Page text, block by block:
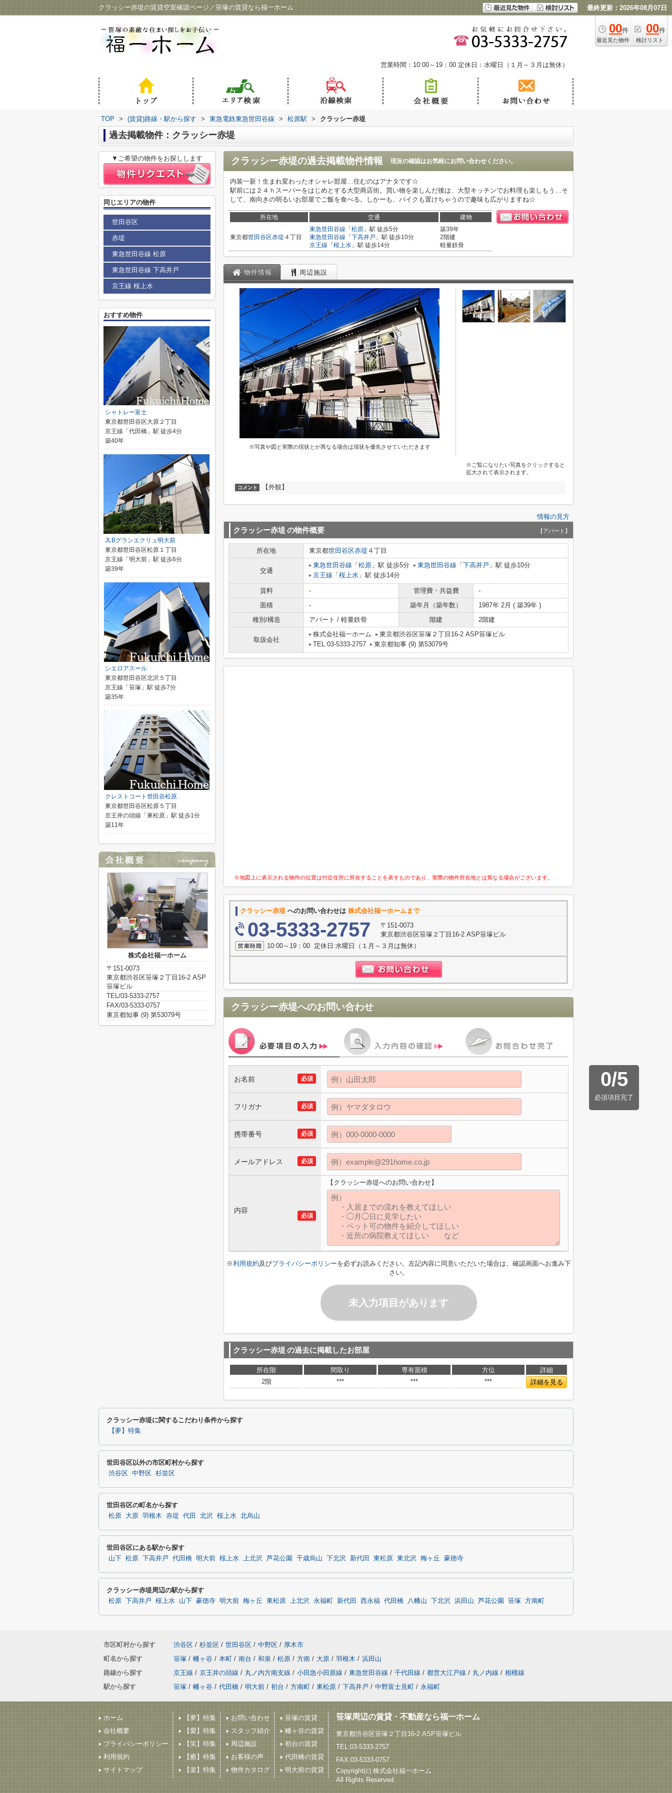
クラッシー赤堤の賃貸空室確認ページ／笹塚の賃貸なら福一ホーム 最終更新：2026年08月07日
00件
最近見た物件
00件
検討リスト
営業時間：10:00～19：00 定休日：水曜日（１月～３月は無休）
TOP > (賃貸)路線・駅から探す > 東急電鉄東急世田谷線 > 松原駅 > クラッシー赤堤
過去掲載物件：クラッシー赤堤
クラッシー赤堤の過去掲載物件情報 現況の確認はお気軽にお問い合わせください。
内装一新！生まれ変わったオシャレ部屋…住むのはアナタです☆
駅前には２４ｈスーパーをはじめとする大型商店街。買い物を楽しんだ後は、大型キッチンでお料理も楽しもう…そ
して、南向きの明るいお部屋でご飯を食べる。しかーも、バイクも置けちゃうので趣味も広がりますね☆
所在地 交通 建物
東京都世田谷区赤堤 ４丁目
東急世田谷線 「 松原 」駅 徒歩5分
東急世田谷線 「 下高井戸 」駅 徒歩10分
京王線 「 桜上水 」駅 徒歩14分
築39年
2階建
軽量鉄骨
物件情報 周辺施設
※写真や図と実際の現状とが異なる場合は現状を優先させていただきます
※ご覧になりたい写真をクリックすると
拡大されて表示されます。
コメント 【外観】
情報の見方
クラッシー赤堤の物件概要 【アパート】
所在地 東京都世田谷区赤堤 ４丁目
交通
東急世田谷線 「 松原 」駅 徒歩5分 東急世田谷線 「 下高井戸 」駅 徒歩10分
京王線 「 桜上水 」駅 徒歩14分
賃料 - 管理費・共益費
-
面積
- 築年月（築年数）
1987年 2月 ( 築39年 )
種別/構造
アパート / 軽量鉄骨 階建 2階建
取扱会社
株式会社福一ホーム
東京都渋谷区笹塚２丁目16-2 ASP笹塚ビル
TEL:03-5333-2757
東京都知事 (9) 第53079号
※地図上に表示される物件の位置は付近住所に所在することを表すものであり、実際の物件所在地とは異なる場合がございます。
クラッシー赤堤 へのお問い合わせは 株式会社福一ホームまで
03-5333-2757
〒151-0073
東京都渋谷区笹塚２丁目16-2 ASP笹塚ビル
10:00～19：00 定休日:水曜日（１月～３月は無休）
クラッシー赤堤へのお問い合わせ
0/5
必須項目完了
必須
お名前
必須
フリガナ
必須
携帯番号
必須
メールアドレス
必須
内容
【クラッシー赤堤へのお問い合わせ】
※利用規約及びプライバシーポリシーを必ずお読みください。左記内容に同意いただいた場合は、確認画面へお進み下
さい。
未入力項目があります
クラッシー赤堤の過去に掲載したお部屋
所在階 間取り 専有面積 方位
詳細
2階
*** *** *** 詳細を見る
▼ご希望の物件をお探しします
同じエリアの物件
世田谷区
赤堤
東急世田谷線 松原
東急世田谷線 下高井戸
京王線 桜上水
おすすめ物件
シャトレー富士
東京都世田谷区大原２丁目
京王線「代田橋」駅 徒歩4分
築40年
JLBグランエクリュ明大前
東京都世田谷区松原１丁目
京王線「明大前」駅 徒歩6分
築39年
シエロアスール
東京都世田谷区北沢５丁目
京王線「笹塚」駅 徒歩7分
築35年
クレストコート世田谷松原
東京都世田谷区松原５丁目
京王井の頭線「東松原」駅 徒歩1分
築11年
株式会社福一ホーム
〒151-0073
東京都渋谷区笹塚２丁目16-2 ASP
笹塚ビル
TEL/03-5333-2757
FAX/03-5333-0757
東京都知事 (9) 第53079号
クラッシー赤堤に関するこだわり条件から探す
【夢】特集
世田谷区以外の市区町村から探す
渋谷区 中野区 杉並区
世田谷区の町名から探す
松原 大原 羽根木 赤堤 代田 北沢 桜上水 北烏山
世田谷区にある駅から探す
山下 松原 下高井戸 代田橋 明大前 桜上水 上北沢 芦花公園 千歳烏山 下北沢 新代田 東松原 東北沢 梅ヶ丘 豪徳寺
クラッシー赤堤周辺の駅から探す
松原 下高井戸 桜上水 山下 豪徳寺 明大前 梅ヶ丘 東松原 上北沢 永福町 新代田 西永福 代田橋 八幡山 下北沢 浜田山 芦花公園 笹塚 方南町
市区町村から探す 渋谷区 / 杉並区 / 世田谷区 / 中野区 / 厚木市
町名から探す
笹塚 / 幡ヶ谷 / 本町 / 南台 / 和泉 / 松原 / 方南 / 大原 / 羽根木 / 浜田山
路線から探す
京王線 / 京王井の頭線 / 丸ノ内方南支線 / 小田急小田原線 / 東急世田谷線 / 千代田線 / 都営大江戸線 / 丸ノ内線 / 相模線
駅から探す
笹塚 / 幡ヶ谷 / 代田橋 / 明大前 / 初台 / 方南町 / 東松原 / 下高井戸 / 中野富士見町 / 永福町
ホーム
会社概要
プライバシーポリシー
利用規約
サイトマップ
【夢】特集
【愛】特集
【笑】特集
【癒】特集
【楽】特集
お問い合わせ
スタッフ紹介
周辺施設
お客様の声
物件カタログ
笹塚の賃貸
幡ヶ谷の賃貸
初台の賃貸
代田橋の賃貸
明大前の賃貸
笹塚周辺の賃貸・不動産なら福一ホーム
東京都渋谷区笹塚２丁目16-2 ASP笹塚ビル
TEL:03-5333-2757
FAX:03-5333-0757
Copyright(c) 株式会社福一ホーム
All Rights Reserved.